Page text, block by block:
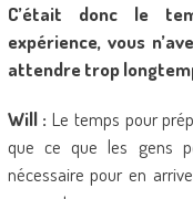
C’était donc le
expérience, vous
attendre trop
Will : Le temps pour
que ce que les gens
nécessaire pour en